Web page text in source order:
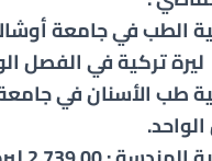
الطب في جامعة